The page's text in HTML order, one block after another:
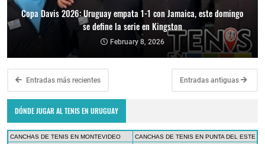
Copa Davis 2026: Uruguay empata 1-1 con Jamaica, este domingo
se define la serie en Kingston
February 8, 2026
Entradas más recientes Entradas antiguas
DÓNDE JUGAR AL TENIS EN URUGUAY
CANCHAS DE TENIS EN MONTEVIDEO
CANCHAS DE TENIS EN PUNTA DEL ESTE